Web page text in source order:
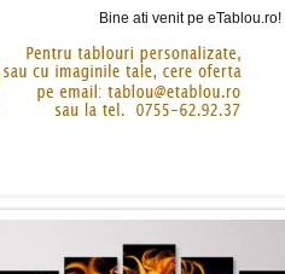
Bine ati venit pe eTablou.ro!